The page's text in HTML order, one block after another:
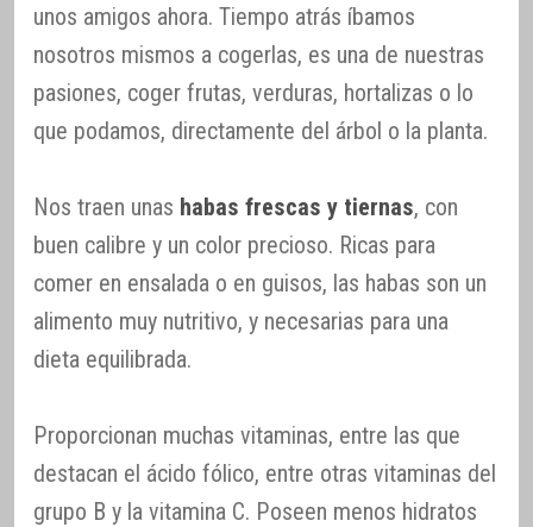
unos amigos ahora. Tiempo atrás íbamos
nosotros mismos a cogerlas, es una de nuestras
pasiones, coger frutas, verduras, hortalizas o lo
que podamos, directamente del árbol o la planta.
Nos traen unas habas frescas y tiernas, con
buen calibre y un color precioso. Ricas para
comer en ensalada o en guisos, las habas son un
alimento muy nutritivo, y necesarias para una
dieta equilibrada.
Proporcionan muchas vitaminas, entre las que
destacan el ácido fólico, entre otras vitaminas del
grupo B y la vitamina C. Poseen menos hidratos